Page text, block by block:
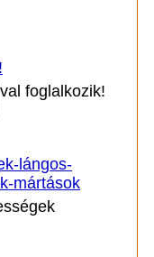
foglalkozik!
lángos-
mártások